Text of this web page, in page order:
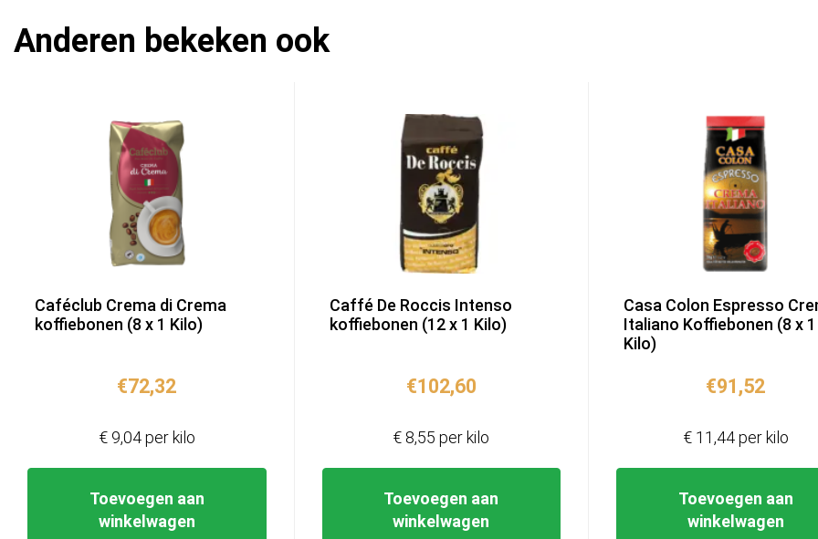
Anderen bekeken ook
Caféclub Crema di Crema
koffiebonen (8 x 1 Kilo)
€72,32
Toevoegen aan
winkelwagen
€ 9,04 per kilo
Caffé De Roccis Intenso
koffiebonen (12 x 1 Kilo)
€102,60
Toevoegen aan
winkelwagen
€ 8,55 per kilo
Casa Colon Espresso
Italiano Koffiebonen (8 x 1
Kilo)
€91,52
Toevoegen aan
winkelwagen
€ 11,44 per kilo